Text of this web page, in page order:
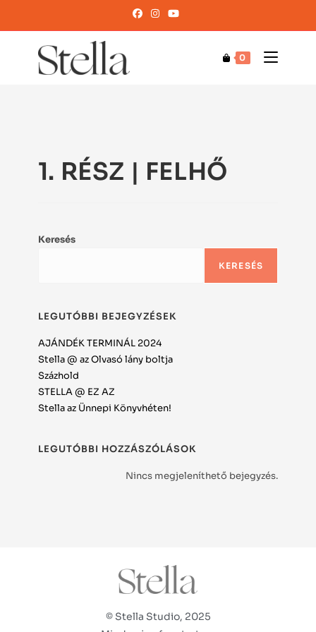
0
1. RÉSZ | FELHŐ
Keresés
KERESÉS
LEGUTÓBBI BEJEGYZÉSEK
AJÁNDÉK TERMINÁL 2024
Stella @ az Olvasó lány boltja
Százhold
STELLA @ EZ AZ
Stella az Ünnepi Könyvhéten!
LEGUTÓBBI HOZZÁSZÓLÁSOK
Nincs megjeleníthető bejegyzés.
© Stella Studio, 2025